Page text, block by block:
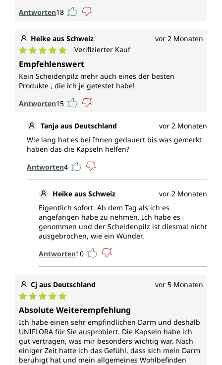
Farbstoffe, Stabilisatoren, Trennmittel wie
glutenfrei und vegan.
Antworten18
Heike aus Schweiz vor 2 Monaten
Durchschnittliche Bewertung von 5 von 5 Sternen
Verifizierter Kauf
Empfehlenswert
Kein Scheidenpilz mehr auch eines der besten
Produkte , die ich je getestet habe!
Antworten15
Tanja aus Deutschland
vor 2 Monaten
Wie lang hat es bei Ihnen gedauert bis was gemerkt
haben das die Kapseln helfen?
Antworten4
Heike aus Schweiz
vor 2 Monaten
Eigentlich sofort. Ab dem Tag als ich es
angefangen habe zu nehmen. Ich habe es
genommen und der Scheidenpilz ist diesmal nicht
ausgebrochen, wie ein Wunder.
Antworten10
Cj aus Deutschland vor 5 Monaten
Durchschnittliche Bewertung von 5 von 5 Sternen
Absolute Weiterempfehlung
Ich habe einen sehr empfindlichen Darm und deshalb
UNIFLORA für Sie ausprobiert. Die Kapseln habe ich
gut vertragen, was mir besonders wichtig war. Nach
einiger Zeit hatte ich das Gefühl, dass sich mein Darm
beruhigt hat und mein allgemeines Wohlbefinden